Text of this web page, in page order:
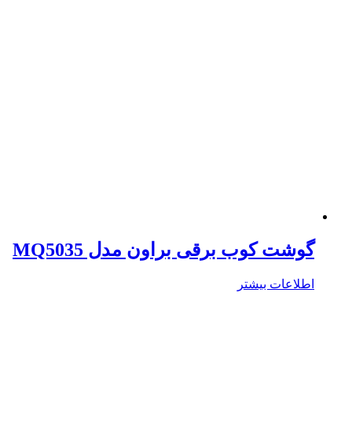
گوشت کوب برقی براون مدل MQ5035
اطلاعات بیشتر